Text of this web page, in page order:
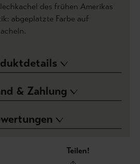
des frühen Amerikas
abgeplatzte Farbe auf
& Zahlung
Teilen!